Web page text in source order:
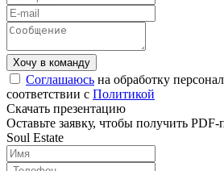
Соглашаюсь на обработку
соответствии с Политикой
Скачать презентацию
Оставьте заявку, чтобы получить
Soul Estate